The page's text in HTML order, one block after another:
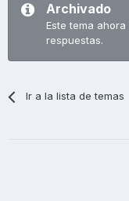
Archivado
Este tema
respuestas.
Ir a la lista de temas